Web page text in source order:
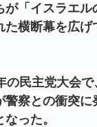
が「イスラエル
た横断幕を広げ
民主党大会で
警察との衝突に
った。